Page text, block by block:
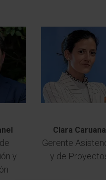
y
Clara Caruana
Gerente
y de